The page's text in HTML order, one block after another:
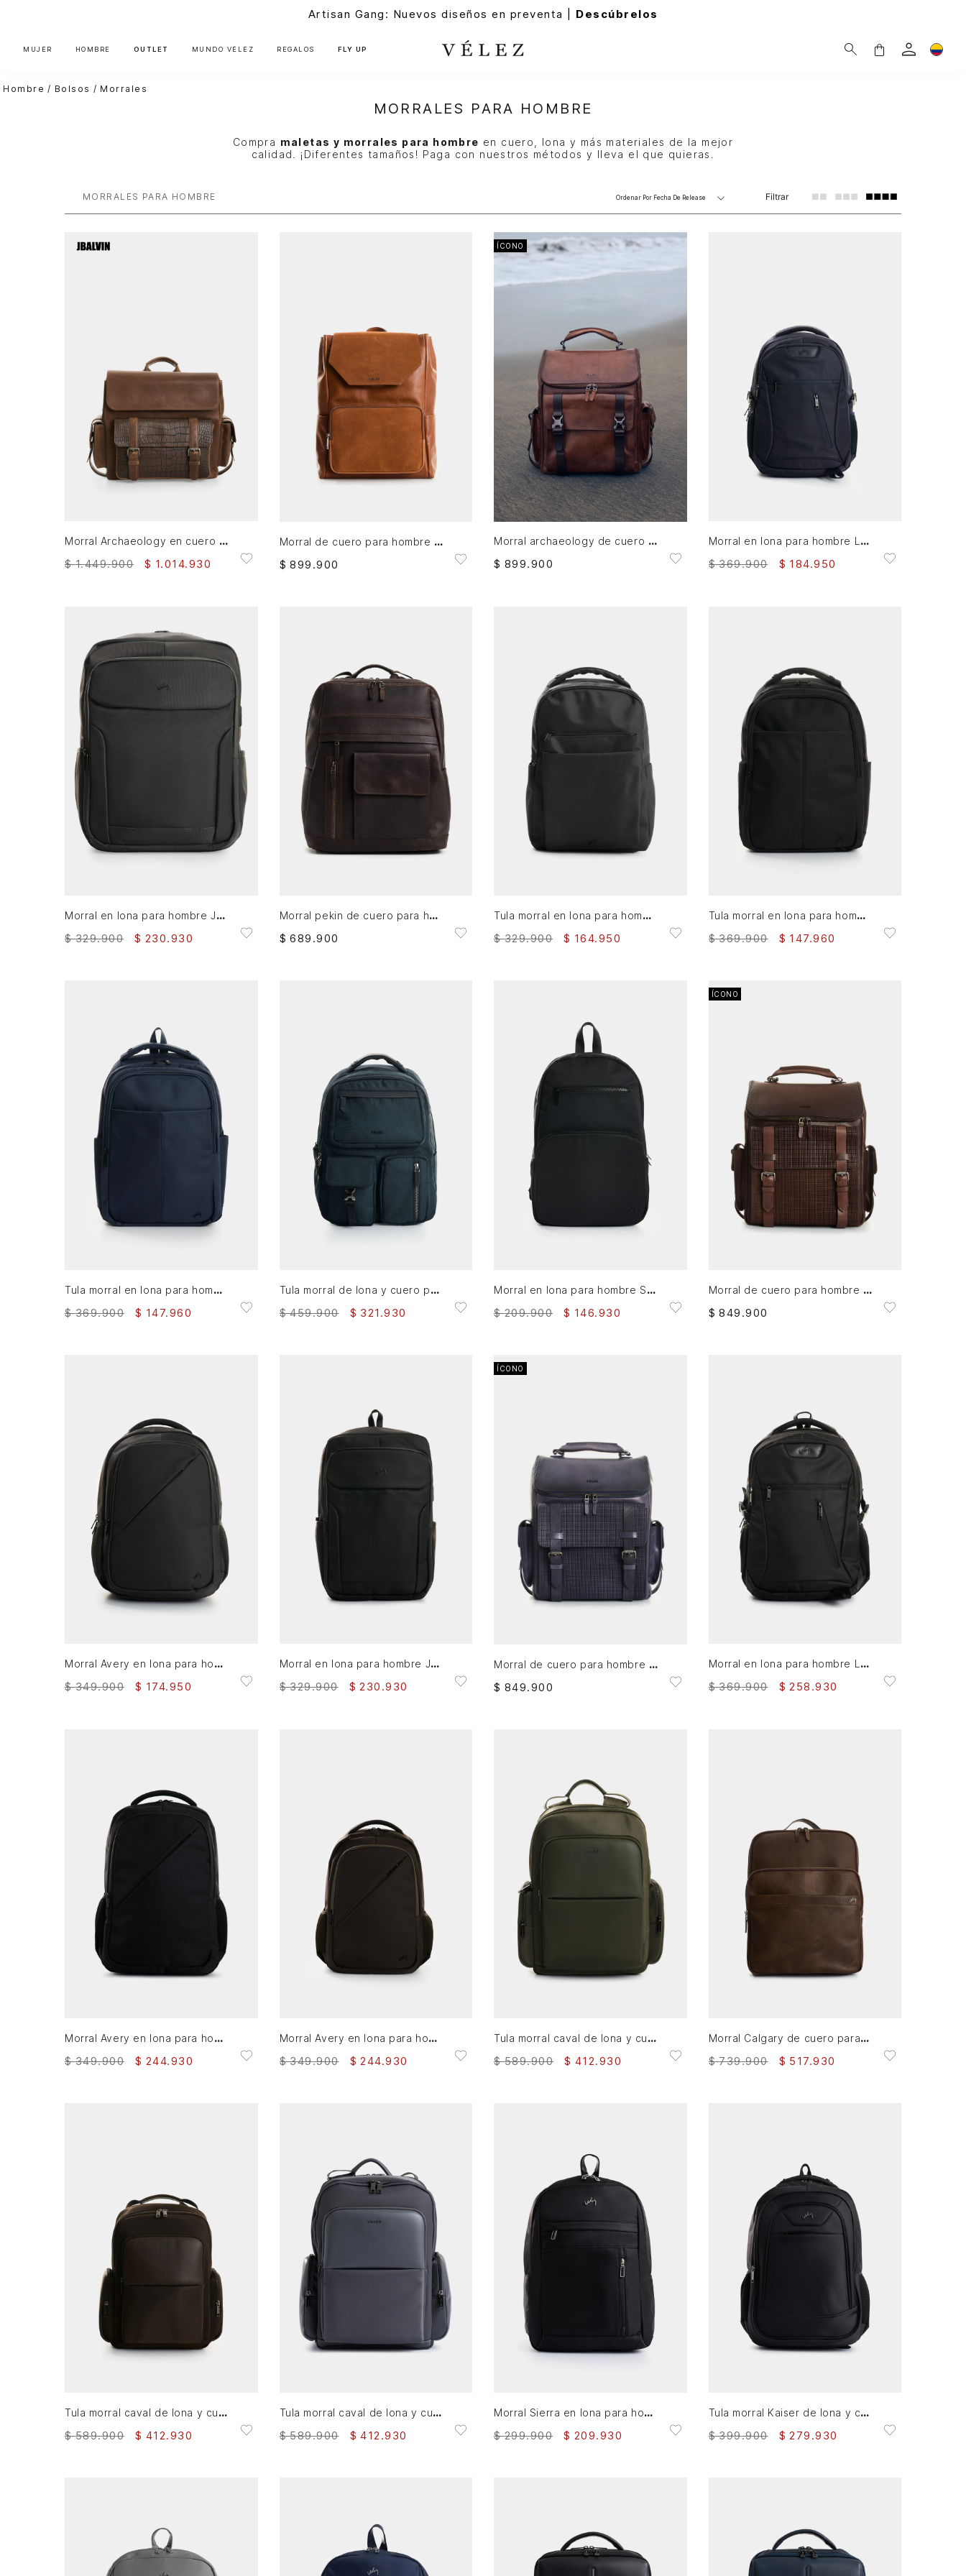
Artisan Gang: Nuevos diseños en preventa | Descúbrelos
MUJER HOMBRE OUTLET MUNDO VÉLEZ REGALOS FLY UP
Hombre Bolsos Morrales
MORRALES PARA HOMBRE
Compra maletas y morrales para hombre en cuero, lona y más materiales de la mejor
calidad. ¡Diferentes tamaños! Paga con nuestros métodos y lleva el que quieras.
MORRALES PARA HOMBRE Ordenar Por Fecha De Release Filtrar
Morral Archaeology en cuero para hombre
$ 1.449.900 $ 1.014.930
Morral de cuero para hombre Liora 2
$ 899 .900
AGREGAR AL CARRITO
ÍCONO
Morral archaeology de cuero semi brillante para hombre ajuste chapas
$ 899.900
Morral en lona para hombre Ledger
$ 369.900 $ 184.950
Morral en lona para hombre Jackson
$ 329.900 $ 230.930
Morral pekin de cuero para hombre estilo clásico
$ 689 .900
Tula morral en lona para hombre Trapani
$ 329.900 $ 164.950
Tula morral en lona para hombre Sassari
$ 369.900 $ 147.960
Tula morral en lona para hombre Sassari
$ 369.900 $ 147.960
Tula morral de lona y cuero para hombre Nautical
$ 459.900 $ 321 .930
Morral en lona para hombre Selene
$ 209.900 $ 146.930
ÍCONO
Morral de cuero para hombre new Archaeology
$ 849 .900
Morral Avery en lona para hombre versátil
$ 349.900 $ 174.950
Morral en lona para hombre Jackson
$ 329.900 $ 230 .930
ÍCONO
Morral de cuero para hombre new Archaeology
$ 849.900
Morral en lona para hombre Ledger
$ 369.900 $ 258 .930
Morral Avery en lona para hombre versátil
$ 349.900 $ 244.930
Morral Avery en lona para hombre versátil
$ 349.900 $ 244.930
Tula morral caval de lona y cuero para hombre confort
$ 589.900 $ 412.930
Morral Calgary de cuero para hombre silueta slim
$ 739.900 $ 517.930
Tula morral caval de lona y cuero para hombre confort
$ 589.900 $ 412.930
Tula morral caval de lona y cuero para hombre confort
$ 589.900 $ 412 .930
Morral Sierra en lona para hombre manija cuero
$ 299.900 $ 209.930
Tula morral Kaiser de lona y cuero para hombre estilo urbano
$ 399.900 $ 279 .930